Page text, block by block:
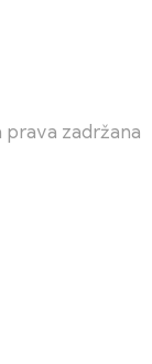
zadržana